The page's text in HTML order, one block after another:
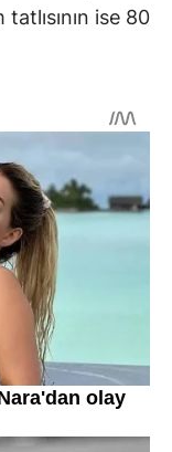
ise 80